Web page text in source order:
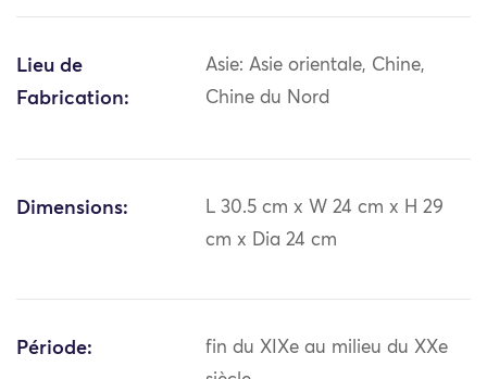
Lieu de
Fabrication:
Asie: Asie orientale, Chine,
Chine du Nord
Dimensions:
L 30.5 cm x W 24 cm x H 29
cm x Dia 24 cm
Période:
fin du XIXe au milieu du XXe